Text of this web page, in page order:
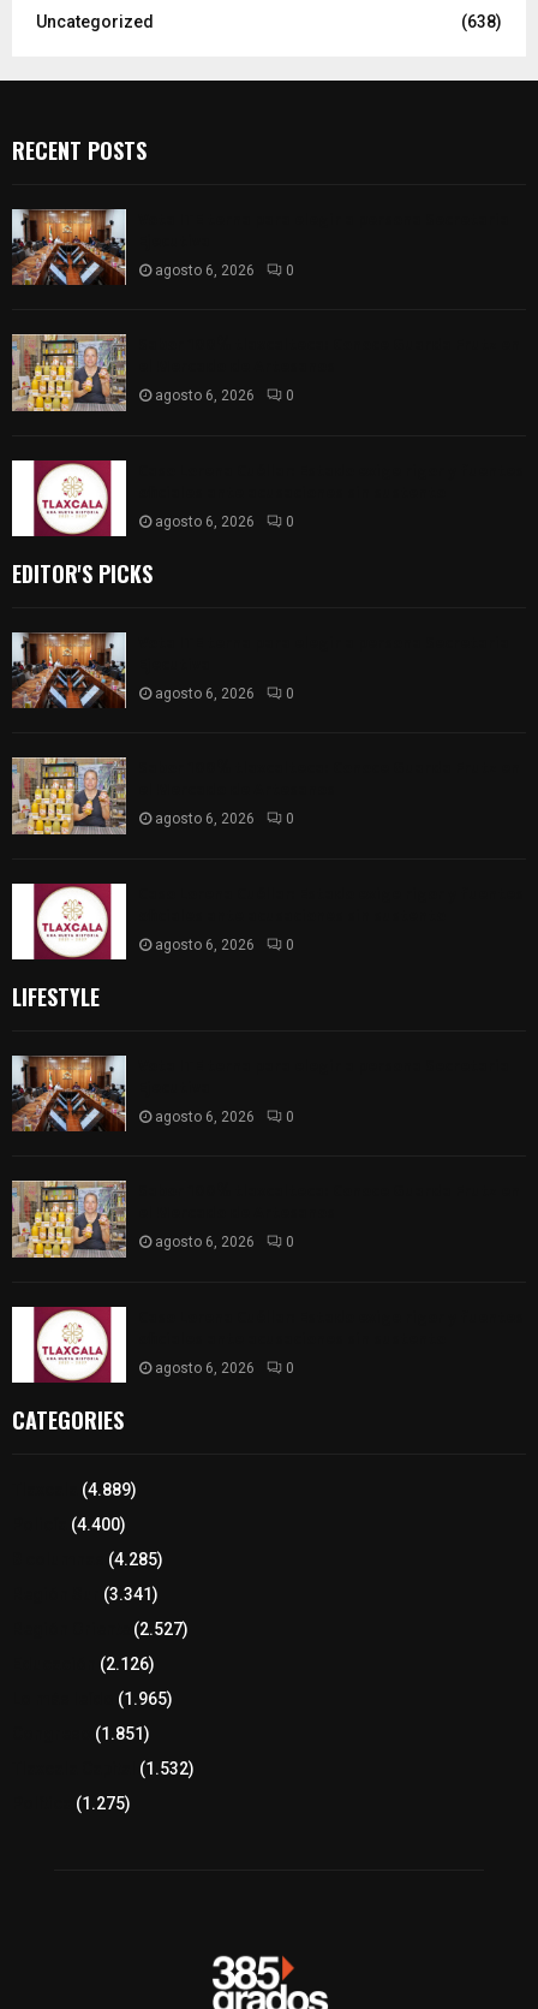
Uncategorized
(638)
RECENT POSTS
agosto 6, 2026 0
agosto 6, 2026 0
agosto 6, 2026 0
EDITOR'S PICKS
agosto 6, 2026 0
agosto 6, 2026 0
agosto 6, 2026 0
LIFESTYLE
agosto 6, 2026 0
agosto 6, 2026 0
agosto 6, 2026 0
CATEGORIES
(4.889)
(4.400)
(4.285)
(3.341)
(2.527)
(2.126)
(1.965)
(1.851)
(1.532)
(1.275)